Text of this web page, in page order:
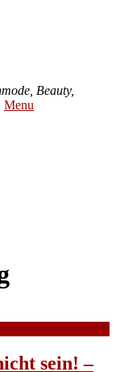
Beauty,
Menu
sein! –